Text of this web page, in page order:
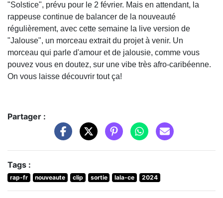
"Solstice", prévu pour le 2 février. Mais en attendant, la
rappeuse continue de balancer de la nouveauté
régulièrement, avec cette semaine la live version de
"Jalouse", un morceau extrait du projet à venir. Un
morceau qui parle d'amour et de jalousie, comme vous
pouvez vous en doutez, sur une vibe très afro-caribéenne.
On vous laisse découvrir tout ça!
Partager :
Tags :
rap-fr nouveaute clip sortie lala-ce 2024